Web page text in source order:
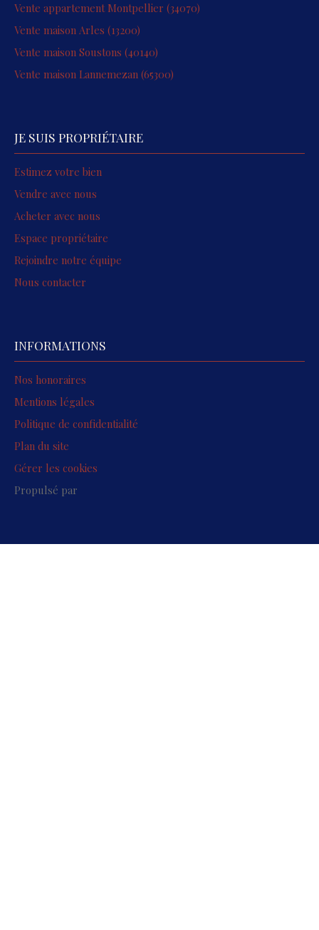
Vente appartement Montpellier (34070)
Vente maison Arles (13200)
Vente maison Soustons (40140)
Vente maison Lannemezan (65300)
JE SUIS PROPRIÉTAIRE
Estimez votre bien
Vendre avec nous
Acheter avec nous
Espace propriétaire
Rejoindre notre équipe
Nous contacter
INFORMATIONS
Nos honoraires
Mentions légales
Politique de confidentialité
Plan du site
Gérer les cookies
Propulsé par